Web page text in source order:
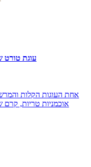
עוגת טורט
אחת העוגות הקלות
אוכמניות טריות, קרם